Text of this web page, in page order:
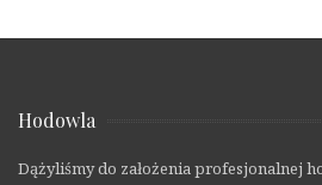
Hodowla
Dążyliśmy do założenia profesjonalnej